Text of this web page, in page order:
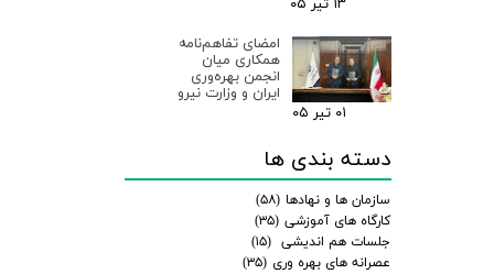
۱۳ تیر ۰۵
امضای تفاهم‌نامه
همکاری میان
انجمن بهره‌وری
ایران و وزارت نیرو
۰۱ تیر ۰۵
دسته بندی ها
سازمان ها و نهادها (۵۸)
کارگاه های آموزشی (۳۵)
جلسات هم اندیشی (۱۵)
عصرانه های بهره وری (۳۵)